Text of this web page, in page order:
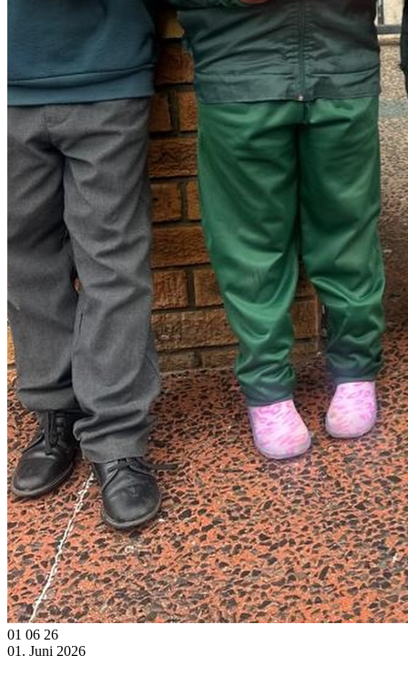
01 06 26
01. Juni 2026